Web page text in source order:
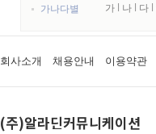
가나다별 가 l 나 l 다 l
회사소개 채용안내 이용약관
(주)알라딘커뮤니케이션